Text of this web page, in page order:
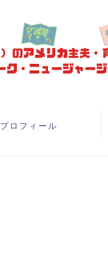
プロフィール